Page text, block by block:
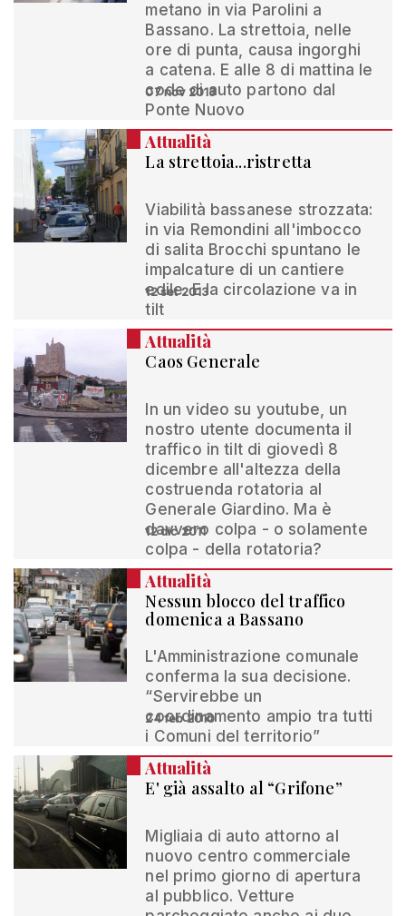
metano in via Parolini a
Bassano. La strettoia, nelle
ore di punta, causa ingorghi
a catena. E alle 8 di mattina le
code di auto partono dal
Ponte Nuovo
07 nov 2013
Attualità
La strettoia...ristretta
Viabilità bassanese strozzata:
in via Remondini all'imbocco
di salita Brocchi spuntano le
impalcature di un cantiere
edile. E la circolazione va in
tilt
12 set 2013
Attualità
Caos Generale
In un video su youtube, un
nostro utente documenta il
traffico in tilt di giovedì 8
dicembre all'altezza della
costruenda rotatoria al
Generale Giardino. Ma è
davvero colpa - o solamente
colpa - della rotatoria?
12 dic 2011
Attualità
Nessun blocco del traffico
domenica a Bassano
L'Amministrazione comunale
conferma la sua decisione.
“Servirebbe un
coordinamento ampio tra tutti
i Comuni del territorio”
24 feb 2010
Attualità
E' già assalto al “Grifone”
Migliaia di auto attorno al
nuovo centro commerciale
nel primo giorno di apertura
al pubblico. Vetture